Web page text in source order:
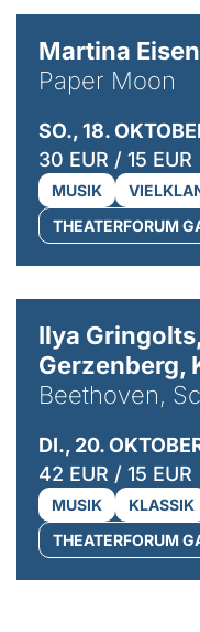
Martina
Paper Moon
SO., 18.
30 EUR / 15 EUR
MUSIK
THEATERFORUM
Ilya
Gerzenberg,
Beethoven,
DI., 20.
42 EUR / 15 EUR
MUSIK
KLASSIK
THEATERFORUM